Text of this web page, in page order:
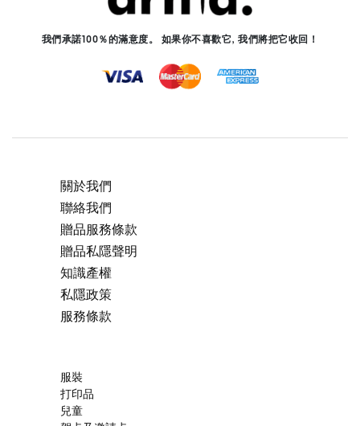
我們承諾100％的滿意度。 如果你不喜歡它, 我們將把它收回！
關於我們
聯絡我們
贈品服務條款
贈品私隱聲明
知識產權
私隱政策
服務條款
服裝
打印品
兒童